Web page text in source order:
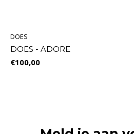
DOES
DOES - ADORE
€100,00